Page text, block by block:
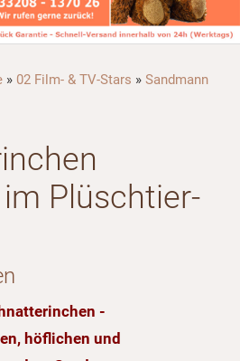
» 02 Film- & TV-Stars » Sandmann
Plüschtier-
-
höflichen und